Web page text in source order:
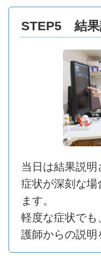
STEP5 結果
当⽇は結果説明
症状が深刻な
ます。
軽度な症状で
護師からの説明